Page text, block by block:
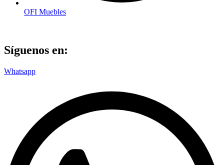
OFI Muebles
Síguenos en:
Whatsapp